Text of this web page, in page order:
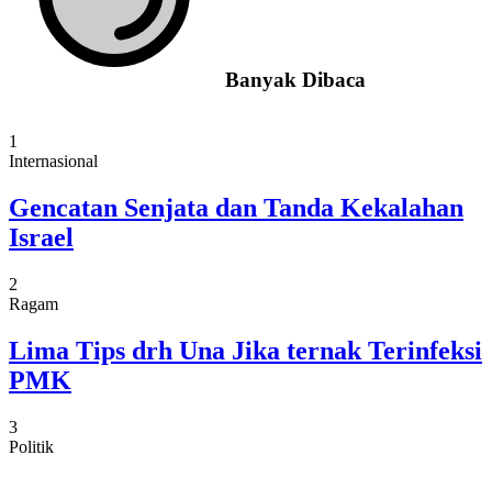
Banyak Dibaca
1
Internasional
Gencatan Senjata dan Tanda Kekalahan
Israel
2
Ragam
Lima Tips drh Una Jika ternak Terinfeksi
PMK
3
Politik